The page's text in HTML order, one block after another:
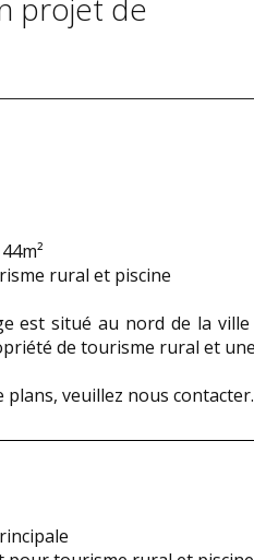
projet de
rural et piscine
est situé au nord de la
de tourisme rural et
veuillez nous contacter.